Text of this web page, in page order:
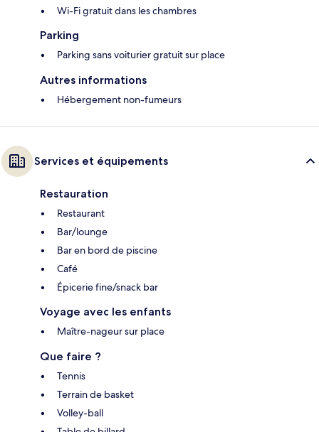
Wi-Fi gratuit dans les chambres
Parking
Parking sans voiturier gratuit sur place
Autres informations
Hébergement non-fumeurs
Services et équipements
Restauration
Restaurant
Bar/lounge
Bar en bord de piscine
Café
Épicerie fine/snack bar
Voyage avec les enfants
Maître-nageur sur place
Que faire ?
Tennis
Terrain de basket
Volley-ball